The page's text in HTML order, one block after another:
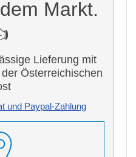
Markt.
Lieferung mit
Österreichischen
und Paypal-Zahlung